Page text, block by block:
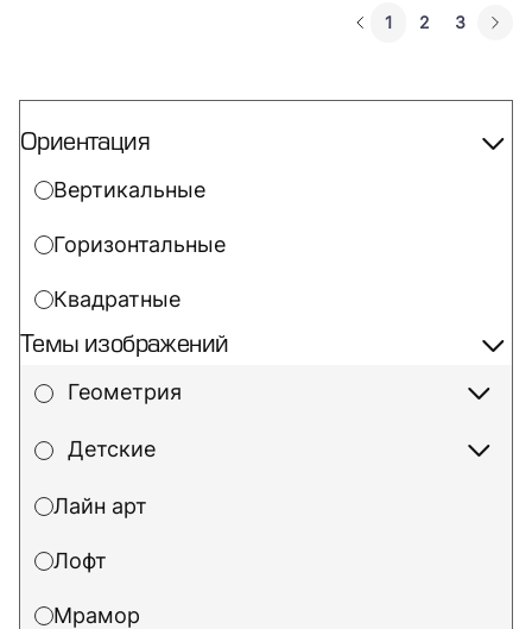
1 2 3
Ориентация
Вертикальные
Горизонтальные
Квадратные
Темы изображений
Геометрия
Детские
Лайн арт
Лофт
Мрамор